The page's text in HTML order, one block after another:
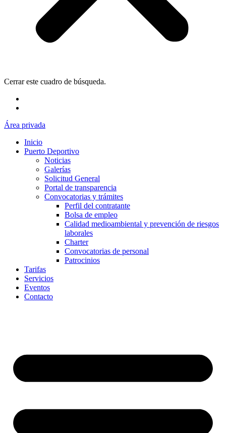
Cerrar este cuadro de búsqueda.
Área privada
Inicio
Puerto Deportivo
Noticias
Galerías
Solicitud General
Portal de transparencia
Convocatorias y trámites
Perfil del contratante
Bolsa de empleo
Calidad medioambiental y prevención de riesgos
laborales
Charter
Convocatorias de personal
Patrocinios
Tarifas
Servicios
Eventos
Contacto